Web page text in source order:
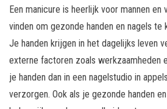
Een manicure is heerlijk voor mannen
vinden om gezonde handen en nagels te
Je handen krijgen in het dagelijks leven
externe factoren zoals werkzaamheden
je handen dan in een nagelstudio in
verzorgen. Ook als je gezonde handen